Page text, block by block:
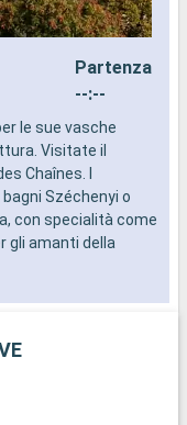
Partenza
--:--
le sue vasche
Visitate il
Chaînes. I
Széchenyi o
con specialità come
gli amanti della